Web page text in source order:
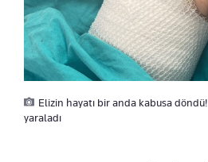
Elizin hayatı bir anda kabusa
yaraladı